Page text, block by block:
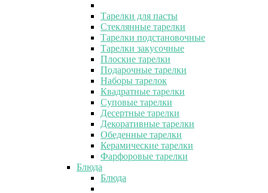
Тарелки для пасты
Стеклянные тарелки
Тарелки подстановочные
Тарелки закусочные
Плоские тарелки
Подарочные тарелки
Наборы тарелок
Квадратные тарелки
Суповые тарелки
Десертные тарелки
Декоративные тарелки
Обеденные тарелки
Керамические тарелки
Фарфоровые тарелки
Блюда
Блюда